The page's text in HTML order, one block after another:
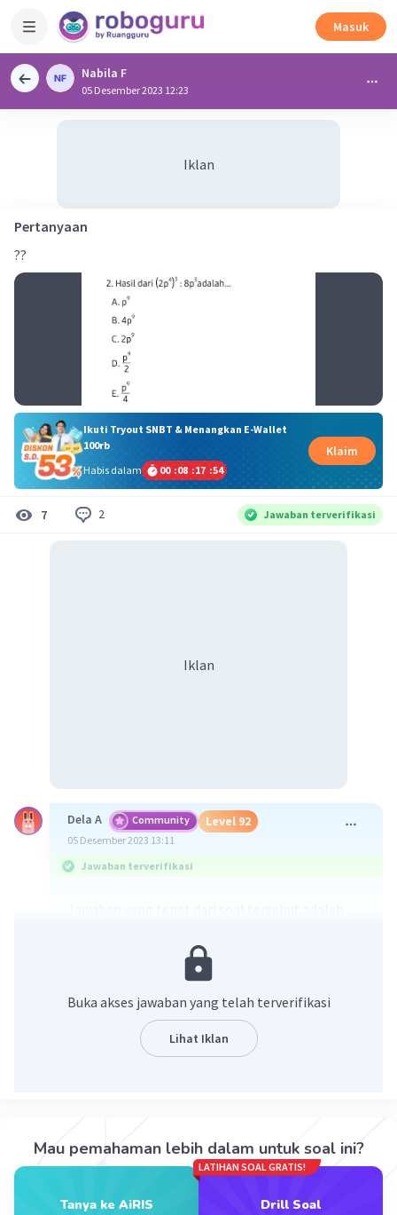
Masuk
Nabila F
05 Desember 2023 12:23
Iklan
Pertanyaan
??
Ikuti Tryout SNBT & Menangkan E-Wallet
100rb
Habis dalam
00 :08 :17 :54
Klaim
7 2 Jawaban terverifikasi
Iklan
Dela A Community Level 92
05 Desember 2023 13:11
Jawaban terverifikasi
(a^m)^n = a^m×n
a^m/a^n = a^m–n
(2p⁴)³ : 8p³ = 2³p⁴×³ : 8p³
Beri Rating·5.0(1) Balas
Buka akses jawaban yang telah terverifikasi
Lihat Iklan
Mau pemahaman lebih dalam untuk soal ini?
Tanya ke AiRIS
LATIHAN SOAL GRATIS!
Drill Soal